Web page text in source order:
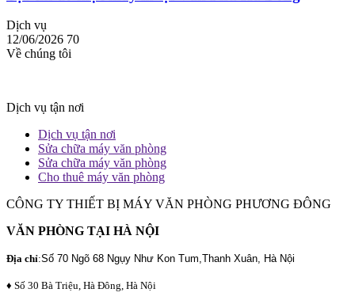
Dịch vụ
12/06/2026 70
Về chúng tôi
Dịch vụ tận nơi
Dịch vụ tận nơi
Sửa chữa máy văn phòng
Sửa chữa máy văn phòng
Cho thuê máy văn phòng
CÔNG TY THIẾT BỊ MÁY VĂN PHÒNG PHƯƠNG ĐÔNG
VĂN PHÒNG TẠI HÀ NỘI
Địa chỉ:Số 70 Ngõ 68 Ngụy Như Kon Tum,Thanh Xuân, Hà Nội
♦ Số 30 Bà Triệu, Hà Đông, Hà Nội